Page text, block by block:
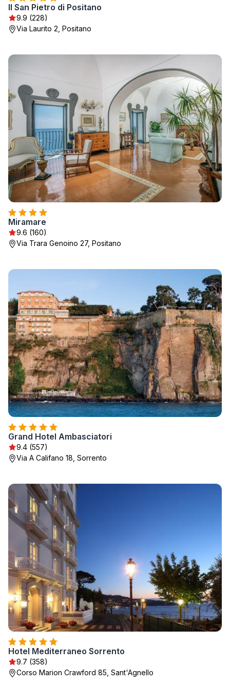
Il San Pietro di Positano
9.9 (228)
Via Laurito 2, Positano
Miramare
9.6 (160)
Via Trara Genoino 27, Positano
Grand Hotel Ambasciatori
9.4 (557)
Via A Califano 18, Sorrento
Hotel Mediterraneo Sorrento
9.7 (358)
Corso Marion Crawford 85, Sant'Agnello